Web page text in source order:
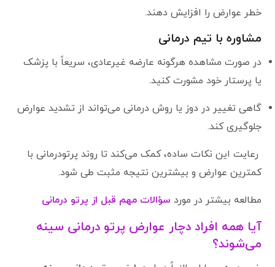
خطر عوارض را افزایش دهند.
مشاوره با تیم درمانی
در صورت مشاهده هرگونه عارضه غیرعادی، سریعاً با پزشک
یا پرستار خود مشورت کنید.
گاهی تغییر در دوز یا روش درمانی می‌تواند از تشدید عوارض
جلوگیری کند.
رعایت این نکات ساده، کمک می‌کند تا روند پرتودرمانی با
کمترین عوارض و بیشترین نتیجه مثبت طی شود.
مطالعه بیشتر در مورد سؤالات مهم قبل از پرتو درمانی
آیا همه افراد دچار عوارض پرتو درمانی سینه
می‌شوند؟